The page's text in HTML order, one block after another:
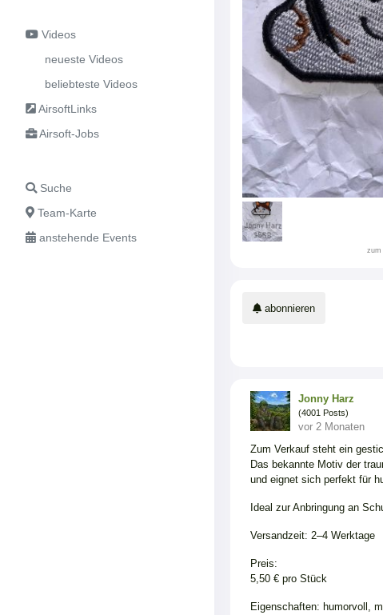
Videos
neueste Videos
beliebteste Videos
AirsoftLinks
Airsoft-Jobs
Suche
Team-Karte
anstehende Events
zum
abonnieren
Jonny Harz
(4001 Posts)
vor 2 Monaten
Zum Verkauf steht ein
Das bekannte Motiv der
und eignet sich perfekt für
Ideal zur Anbringung an
Versandzeit: 2–4 Werktage
Preis:
5,50 € pro Stück
Eigenschaften: humorvoll,